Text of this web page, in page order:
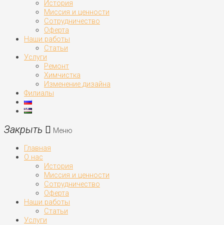
История
Миссия и ценности
Сотрудничество
Оферта
Наши работы
Статьи
Услуги
Ремонт
Химчистка
Изменение дизайна
Филиалы
Меню
Главная
О нас
История
Миссия и ценности
Сотрудничество
Оферта
Наши работы
Статьи
Услуги